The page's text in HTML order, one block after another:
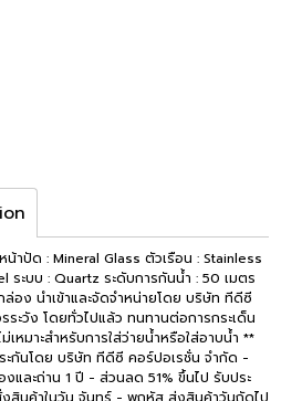
าปัด : Mineral Glass ตัวเรือน : Stainless
ระบบ : Quartz ระดับการกันน้ำ : 50 เมตร
อง นำเข้าและจัดจำหน่ายโดย บริษัท ทีดีซี
ะวัง โดยทั่วไปแล้ว ทนทานต่อการกระเด็น
เหมาะสำหรับการใส่ว่ายน้ำหรือใส่อาบน้ำ **
ะกันโดย บริษัท ทีดีซี คอร์ปอเรชั่น จำกัด -
และถ่าน 1 ปี - ส่วนลด 51% ขึ้นไป รับประ